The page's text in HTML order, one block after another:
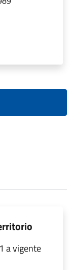
a vigente